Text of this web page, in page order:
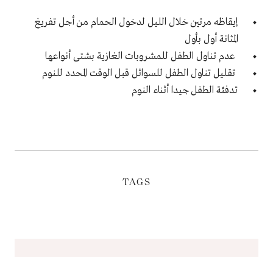
إيقاظه مرتين خلال الليل لدخول الحمام من أجل تفريغ
المثانة أول بأول
عدم تناول الطفل للمشروبات الغازية بشتى أنواعها
تقليل تناول الطفل للسوائل قبل الوقت المحدد للنوم
تدفئة الطفل جيدا أثناء النوم
TAGS